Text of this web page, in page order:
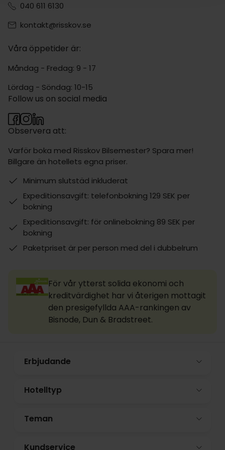
040 611 6130
kontakt@risskov.se
Våra öppetider är:
Måndag - Fredag: 9 - 17
Lördag - Söndag: 10-15
Observera att:
Varför boka med Risskov Bilsemester? Spara mer!
Billgare än hotellets egna priser.
Minimum slutstäd inkluderat
Expeditionsavgift: telefonbokning 129 SEK per
bokning
Expeditionsavgift: för onlinebokning 89 SEK per
bokning
Paketpriset är per person med del i dubbelrum
Follow us on social media
För vår ytterst solida ekonomi och
kreditvärdighet har vi återigen mottagit
den presigefyllda AAA-rankingen av
Bisnode, Dun & Bradstreet.
Erbjudande
Hotelltyp
Teman
Kundservice